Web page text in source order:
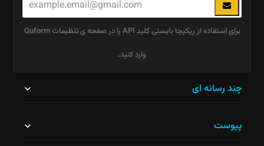
برای استفاده از ریکپچا بایستی کلید API را در صفحه ی تنظیمات Quform
وارد کنید.
نباید
چند رسانه ای
پیوست